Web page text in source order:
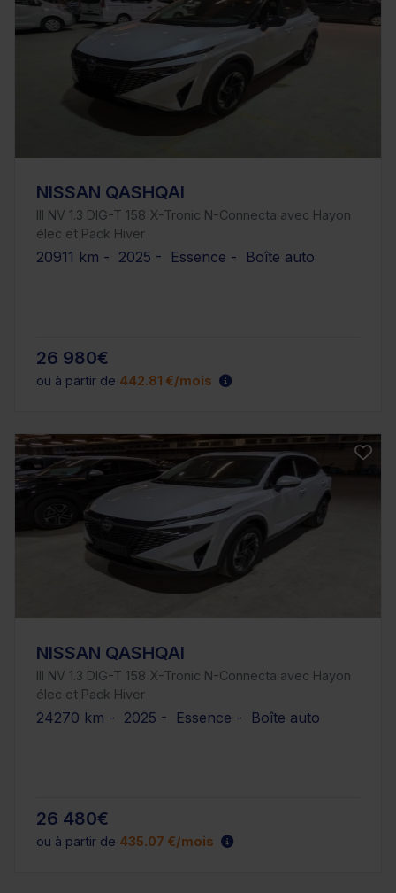
NISSAN QASHQAI
III NV 1.3 DIG-T 158 X-Tronic N-Connecta avec Hayon
élec et Pack Hiver
20911 km - 2025 - Essence - Boîte auto
26 980€
ou à partir de 442.81 €/mois
NISSAN QASHQAI
III NV 1.3 DIG-T 158 X-Tronic N-Connecta avec Hayon
élec et Pack Hiver
24270 km - 2025 - Essence - Boîte auto
26 480€
ou à partir de 435.07 €/mois